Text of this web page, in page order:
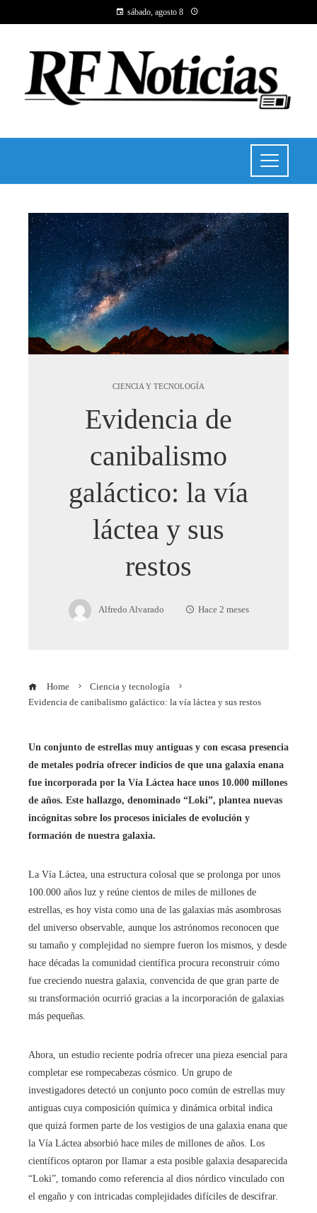
sábado, agosto 8
CIENCIA Y TECNOLOGÍA
Evidencia de
canibalismo
galáctico: la vía
láctea y sus
restos
Alfredo Alvarado Hace 2 meses
Home
Ciencia y tecnología
Evidencia de canibalismo galáctico: la vía láctea y sus restos
Un conjunto de estrellas muy antiguas y con escasa presencia
de metales podría ofrecer indicios de que una galaxia enana
fue incorporada por la Vía Láctea hace unos 10.000 millones
de años. Este hallazgo, denominado “Loki”, plantea nuevas
incógnitas sobre los procesos iniciales de evolución y
formación de nuestra galaxia.
La Vía Láctea, una estructura colosal que se prolonga por unos
100.000 años luz y reúne cientos de miles de millones de
estrellas, es hoy vista como una de las galaxias más asombrosas
del universo observable, aunque los astrónomos reconocen que
su tamaño y complejidad no siempre fueron los mismos, y desde
hace décadas la comunidad científica procura reconstruir cómo
fue creciendo nuestra galaxia, convencida de que gran parte de
su transformación ocurrió gracias a la incorporación de galaxias
más pequeñas.
Ahora, un estudio reciente podría ofrecer una pieza esencial para
completar ese rompecabezas cósmico. Un grupo de
investigadores detectó un conjunto poco común de estrellas muy
antiguas cuya composición química y dinámica orbital indica
que quizá formen parte de los vestigios de una galaxia enana que
la Vía Láctea absorbió hace miles de millones de años. Los
científicos optaron por llamar a esta posible galaxia desaparecida
“Loki”, tomando como referencia al dios nórdico vinculado con
el engaño y con intricadas complejidades difíciles de descifrar.